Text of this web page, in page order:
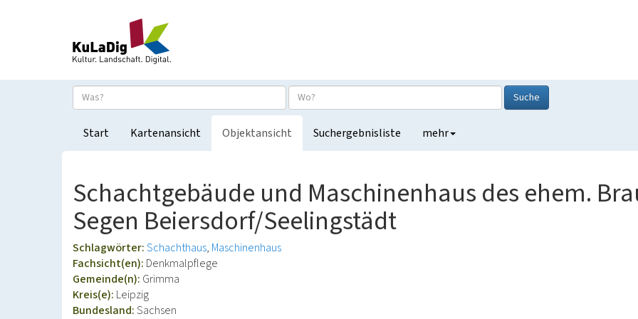
Suche
Start Kartenansicht Objektansicht Suchergebnisliste mehr
Schachtgebäude und Maschinenhaus des ehem.
Segen Beiersdorf/Seelingstädt
Schlagwörter:Schachthaus Maschinenhaus
Fachsicht(en): Denkmalpflege
Gemeinde(n): Grimma
Kreis(e): Leipzig
Bundesland:Sachsen